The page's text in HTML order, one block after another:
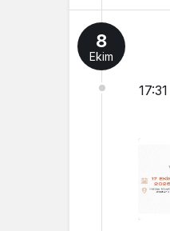
8
Ekim
17:31